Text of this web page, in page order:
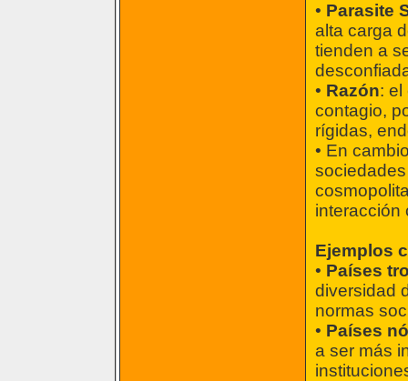
• Parasite
alta carga
tienden a
• Razón: el
contagio,
rígidas,
• En
interacción
Ejemplos
• Países
diversidad
normas
• Países
a ser más